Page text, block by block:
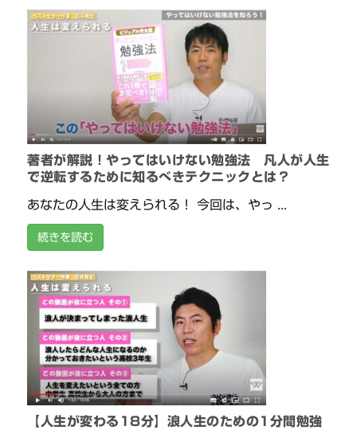
著者が解説！やってはいけない勉強法 凡人が人生
で逆転するために知るべきテクニックとは？
あなたの人生は変えられる！ 今回は、やっ ...
続きを読む
【人生が変わる18分】浪人生のための1分間勉強